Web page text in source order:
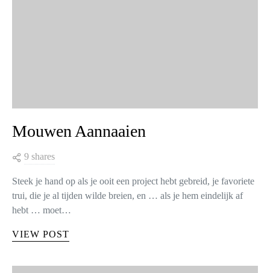
Mouwen Aannaaien
9 shares
Steek je hand op als je ooit een project hebt gebreid, je favoriete
trui, die je al tijden wilde breien, en … als je hem eindelijk af
hebt … moet…
VIEW POST